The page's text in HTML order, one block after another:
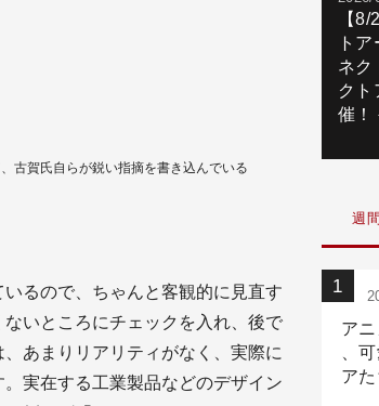
古賀氏自らが鋭い指摘を書き込んでいる
るので、ちゃんと客観的に見直す
いところにチェックを入れ、後で
あまりリアリティがなく、実際に
実在する工業製品などのデザイン
【
ト
ネ
クト
催！
週
ア
、
ア